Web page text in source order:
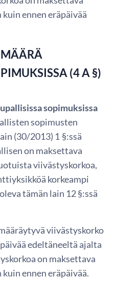
ennen eräpäivää
(4 A §)
sopimuksissa
sopimusten
(30/2013) 1 §:ssä
on maksettava
viivästyskorkoa,
korkeampi
tämän lain 12 §:ssä
viivästyskorko
edeltäneeltä ajalta
on maksettava
ennen eräpäivää.